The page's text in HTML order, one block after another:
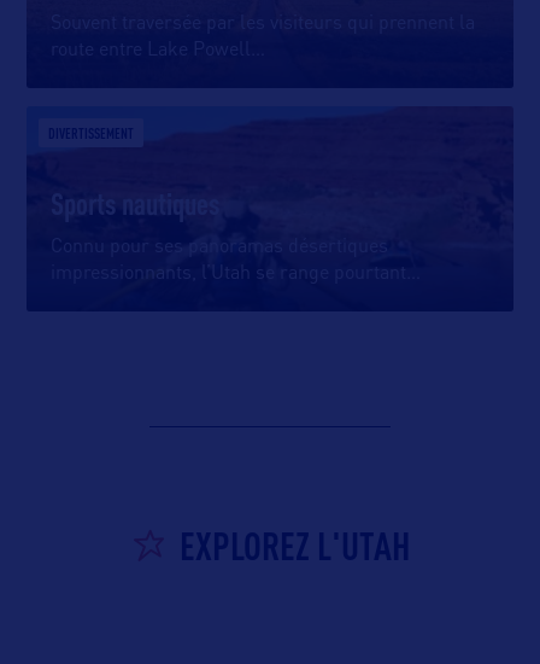
Souvent traversée par les visiteurs qui prennent la
route entre Lake Powell
DIVERTISSEMENT
Sports nautiques
Connu pour ses panoramas désertiques
impressionnants, l’Utah se range pourtant
EXPLOREZ L'UTAH